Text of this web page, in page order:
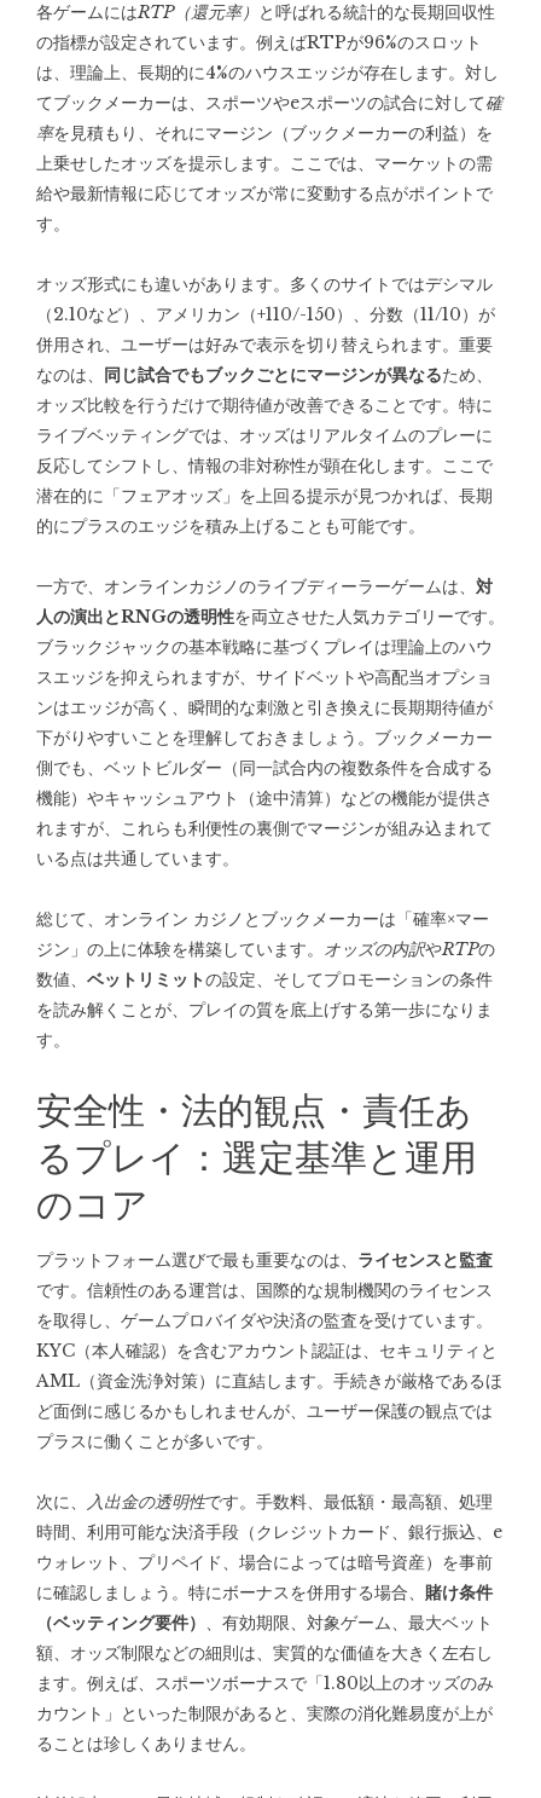
各ゲームにはRTP（還元率） と呼ばれる統計的な長期回収性
の指標が設定されています。例えばRTPが96%のスロット
は、理論上、長期的に4%のハウスエッジが存在します。対し
てブックメーカーは、スポーツやeスポーツの試合に対して確
率を見積もり、それにマージン（ブックメーカーの利益）を
上乗せしたオッズを提示します。ここでは、マーケットの需
給や最新情報に応じてオッズが常に変動する点がポイントで
す。
オッズ形式にも違いがあります。多くのサイトではデシマル
（2.10など）、アメリカン（+110/-150）、分数（11/10）が
併用され、ユーザーは好みで表示を切り替えられます。重要
なのは、 同じ試合でもブックごとにマージンが異なるため、
オッズ比較を行うだけで期待値が改善できることです。特に
ライブベッティングでは、オッズはリアルタイムのプレーに
反応してシフトし、情報の非対称性が顕在化します。ここで
潜在的に「フェアオッズ」を上回る提示が見つかれば、長期
的にプラスのエッジを積み上げることも可能です。
一方で、オンラインカジノのライブディーラーゲームは、 対
人の演出とRNGの透明性を両立させた人気カテゴリーです。
ブラックジャックの基本戦略に基づくプレイは理論上のハウ
スエッジを抑えられますが、サイドベットや高配当オプショ
ンはエッジが高く、瞬間的な刺激と引き換えに長期期待値が
下がりやすいことを理解しておきましょう。ブックメーカー
側でも、ベットビルダー（同一試合内の複数条件を合成する
機能）やキャッシュアウト（途中清算）などの機能が提供さ
れますが、これらも利便性の裏側でマージンが組み込まれて
いる点は共通しています。
総じて、オンライン カジノとブックメーカーは「確率×マー
ジン」の上に体験を構築しています。 オッズの内訳やRTPの
数値、 ベットリミットの設定、そしてプロモーションの条件
を読み解くことが、プレイの質を底上げする第一歩になりま
す。
安全性・法的観点・責任あ
るプレイ：選定基準と運用
のコア
プラットフォーム選びで最も重要なのは、 ライセンスと監査
です。信頼性のある運営は、国際的な規制機関のライセンス
を取得し、ゲームプロバイダや決済の監査を受けています。
KYC（本人確認）を含むアカウント認証は、セキュリティと
AML（資金洗浄対策）に直結します。手続きが厳格であるほ
ど面倒に感じるかもしれませんが、ユーザー保護の観点では
プラスに働くことが多いです。
次に、 入出金の透明性です。手数料、最低額・最高額、処理
時間、利用可能な決済手段（クレジットカード、銀行振込、e
ウォレット、プリペイド、場合によっては暗号資産）を事前
に確認しましょう。特にボーナスを併用する場合、 賭け条件
（ベッティング要件） 、有効期限、対象ゲーム、最大ベット
額、オッズ制限などの細則は、実質的な価値を大きく左右し
ます。例えば、スポーツボーナスで「1.80以上のオッズのみ
カウント」といった制限があると、実際の消化難易度が上が
ることは珍しくありません。